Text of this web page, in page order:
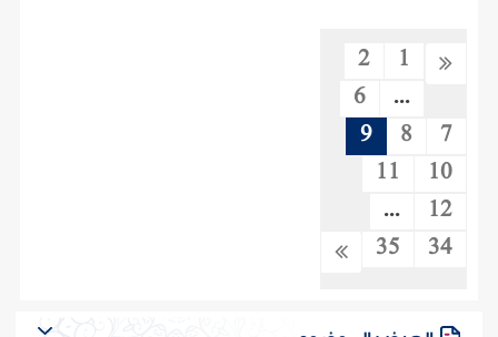
1
2
...
6
7
8
9
10
11
12
...
34
35